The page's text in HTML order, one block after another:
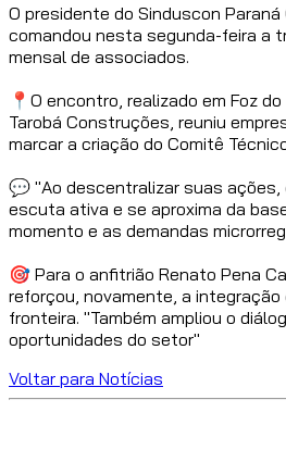
O presidente do Sinduscon Paraná
comandou nesta segunda-feira a
mensal de associados.
📍O encontro, realizado em Foz
Tarobá Construções, reuniu
marcar a criação do Comitê
💬 "Ao descentralizar suas ações,
escuta ativa e se aproxima da
momento e as demandas
🎯 Para o anfitrião Renato Pena
reforçou, novamente, a integração
fronteira. "Também ampliou o
oportunidades do setor"
Voltar para Notícias